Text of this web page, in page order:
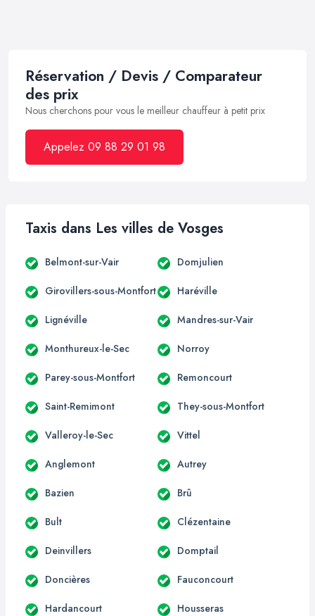
Réservation / Devis / Comparateur
des prix
Nous cherchons pour vous le meilleur chauffeur à petit prix
Appelez 09 88 29 01 98
Taxis dans Les villes de Vosges
Belmont-sur-Vair Domjulien
Girovillers-sous-Montfort Haréville
Lignéville Mandres-sur-Vair
Monthureux-le-Sec Norroy
Parey-sous-Montfort Remoncourt
Saint-Remimont They-sous-Montfort
Valleroy-le-Sec Vittel
Anglemont Autrey
Bazien Brû
Bult Clézentaine
Deinvillers Domptail
Doncières Fauconcourt
Hardancourt Housseras